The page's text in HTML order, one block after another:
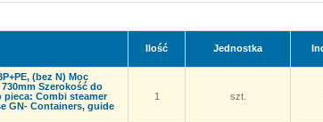
Ilość Jednostka
(bez N) Moc
Szerokość do
pieca: Combi steamer
GN- Containers, guide
1 szt.